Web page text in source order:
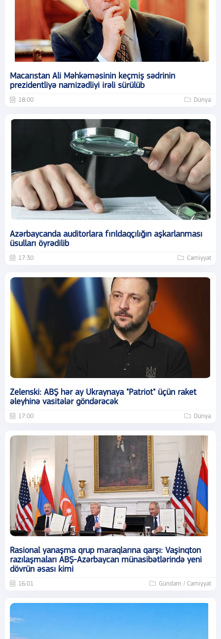
Macarıstan Ali Məhkəməsinin keçmiş sədrinin
prezidentliyə namizədliyi irəli sürülüb
18:00 Dünya
Azərbaycanda auditorlara fırıldaqçılığın aşkarlanması
üsulları öyrədilib
17:30 Cəmiyyət
Zelenski: ABŞ hər ay Ukraynaya "Patriot" üçün raket
əleyhinə vasitələr göndərəcək
17:00 Dünya
Rasional yanaşma qrup maraqlarına qarşı: Vaşinqton
razılaşmaları ABŞ-Azərbaycan münasibətlərində yeni
dövrün əsası kimi
16:01 Gündəm / Cəmiyyət